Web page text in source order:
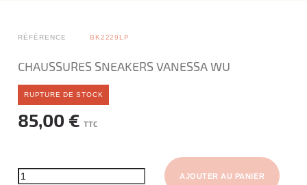
RÉFÉRENCE BK2229LP
CHAUSSURES SNEAKERS VANESSA WU
RUPTURE DE STOCK
85,00 € TTC
AJOUTER AU PANIER